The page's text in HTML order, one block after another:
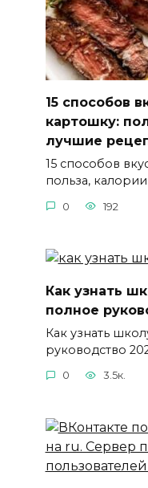
15 способов
картошку:
лучшие
15 способов
польза, калории
0 192
Как узнать
полное
Как узнать
руководство
0 3.5к.